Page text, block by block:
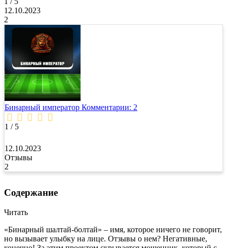
12.10.2023
2
Бинарный император Комментарии: 2
1 / 5
12.10.2023
Отзывы
2
Содержание
Читать
«Бинарный шалтай-болтай» – имя, которое ничего не говорит,
но вызывает улыбку на лице. Отзывы о нем? Негативные,